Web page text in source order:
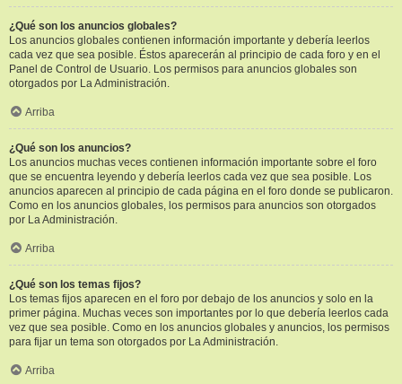
¿Qué son los anuncios globales?
Los anuncios globales contienen información importante y debería leerlos
cada vez que sea posible. Éstos aparecerán al principio de cada foro y en el
Panel de Control de Usuario. Los permisos para anuncios globales son
otorgados por La Administración.
Arriba
¿Qué son los anuncios?
Los anuncios muchas veces contienen información importante sobre el foro
que se encuentra leyendo y debería leerlos cada vez que sea posible. Los
anuncios aparecen al principio de cada página en el foro donde se publicaron.
Como en los anuncios globales, los permisos para anuncios son otorgados
por La Administración.
Arriba
¿Qué son los temas fijos?
Los temas fijos aparecen en el foro por debajo de los anuncios y solo en la
primer página. Muchas veces son importantes por lo que debería leerlos cada
vez que sea posible. Como en los anuncios globales y anuncios, los permisos
para fijar un tema son otorgados por La Administración.
Arriba